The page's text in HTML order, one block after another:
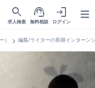
search
求人検索
support_agent
無料相談
login
ログイン
） chevron_right 編集/ライターの長期インターン